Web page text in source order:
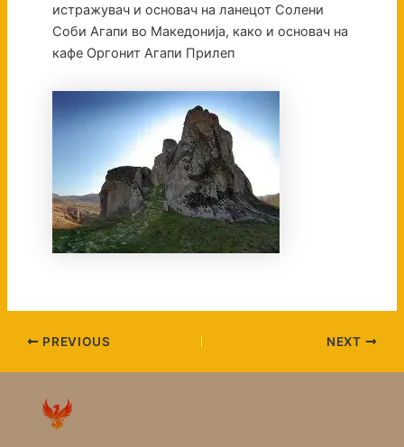
истражувач и основач на ланецот Солени
Соби Агапи во Македонија, како и основач на
кафе Оргонит Агапи Прилеп
PREVIOUS NEXT